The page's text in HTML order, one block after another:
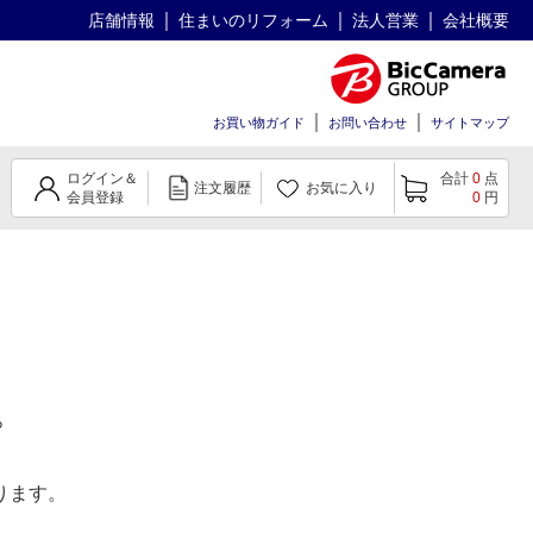
店舗情報 住まいのリフォーム 法人営業 会社概要
お買い物ガイド お問い合わせ サイトマップ
ログイン＆
会員登録
注文履歴 お気に入り
合計 0 点
0 円
す。